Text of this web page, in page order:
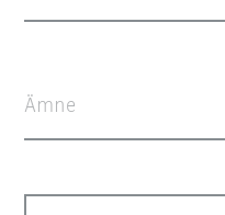
Ämne